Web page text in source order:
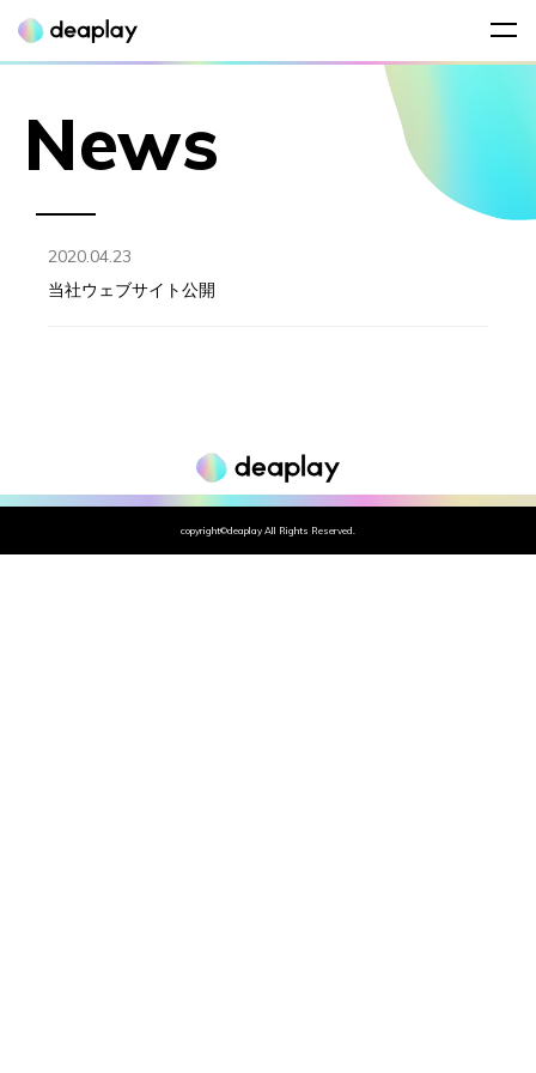
News
2020.04.23
当社ウェブサイト公開
copyright©deaplay All Rights Reserved.